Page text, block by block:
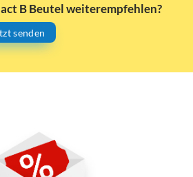
B Beutel weiterempfehlen?
senden